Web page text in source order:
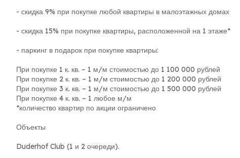
- скидка 9% при покупке любой квартиры в малоэтажных домах
- скидка 15% при покупке квартиры, расположенной на 1 этаже*
- паркинг в подарок при покупке квартиры:
При покупке 1 к. кв. – 1 м/м стоимостью до 1 100 000 рублей
При покупке 2 к. кв. – 1 м/м стоимостью до 1 200 000 рублей
При покупке 3 к. кв. – 1 м/м стоимостью до 1 500 000 рублей
При покупке 4 к. кв. – 1 любое м/м
*количество квартир по акции ограничено
Объекты
Duderhof Club (1 и 2 очереди).